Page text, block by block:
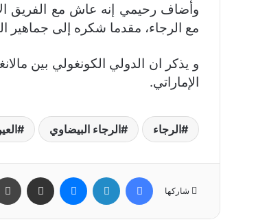
وأضاف رحيمي إنه عاش مع الفريق
مع الرجاء، مقدما شكره إلى جماهير
و يذكر ان الدولي الكونغولي بين
الإماراتي.
الرجاء الرجاء البيضاوي
شاركها
فيسبوك لينكدإن ماسنجر مشاركة عبر البريد